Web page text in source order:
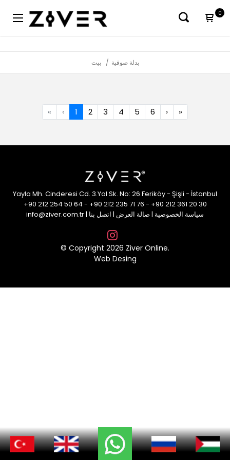
0
بيت بدلة صوفية
« ‹ 1 2 3 4 5 6 › »
Yayla Mh. Cinderesi Cd. 3.Yol Sk. No: 26 Feriköy - Şişli - İstanbul
+90 212 254 50 64 - +90 212 235 71 76 - +90 212 361 20 30
info@ziver.com.tr| سياسة الخصوصية | صالة العرض | اتصل بنا
© Copyright 2026 Ziver Online.
Web Desing